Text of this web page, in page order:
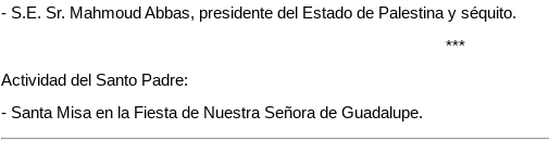
- S.E. Sr. Mahmoud Abbas, presidente del Estado de Palestina y séquito.
***
Actividad del Santo Padre:
- Santa Misa en la Fiesta de Nuestra Señora de Guadalupe.